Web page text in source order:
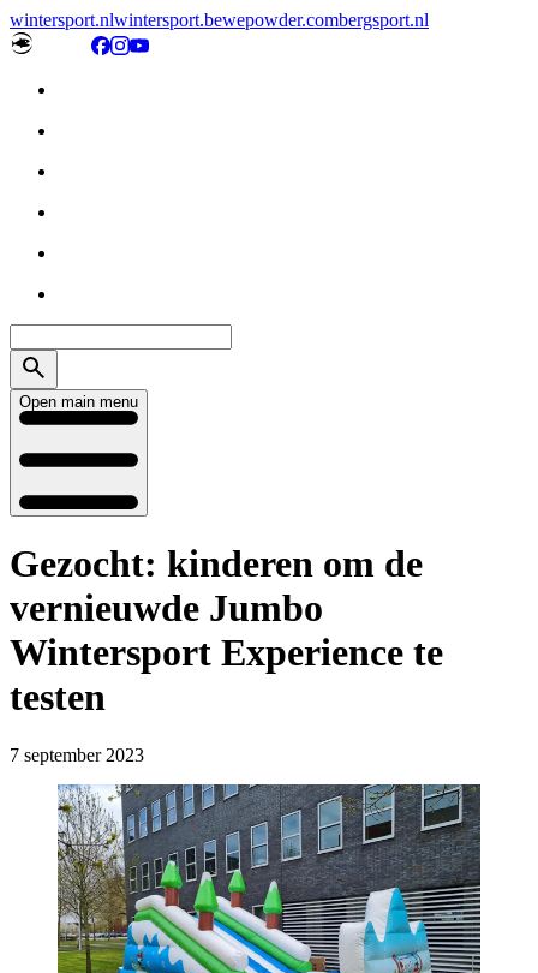
wintersport.nlwintersport.bewepowder.combergsport.nl
Open main menu
Gezocht: kinderen om de
vernieuwde Jumbo
Wintersport Experience te
testen
7 september 2023